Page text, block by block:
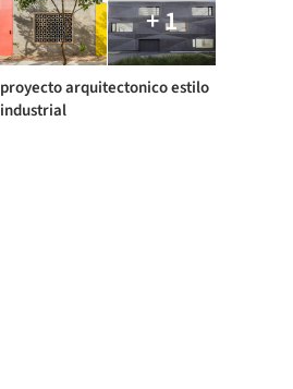
+ 1
proyecto arquitectonico estilo
industrial